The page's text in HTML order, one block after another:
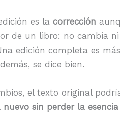
es la corrección
de un libro: no cambia
edición completa es
se dice bien.
el texto original
nuevo sin perder la